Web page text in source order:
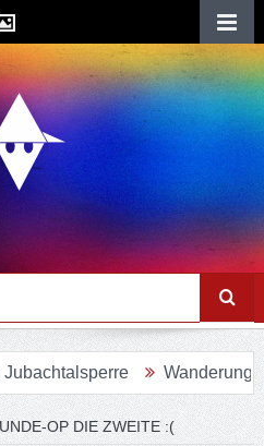
Wanderung 24 –
OP DIE ZWEITE :(